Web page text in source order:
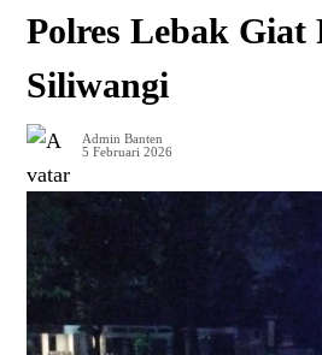
Polres Lebak
Siliwangi
Admin Banten
5 Februari 2026